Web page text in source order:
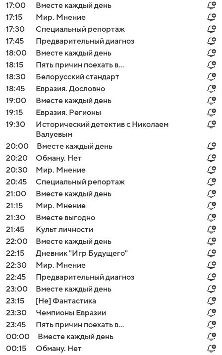
17:00
Вместе каждый день
17:15
Мир. Мнение
17:30
Специальный репортаж
17:45
Предварительный диагноз
18:00
Вместе каждый день
18:15
Пять причин поехать в...
18:30
Белорусский стандарт
18:45
Евразия. Дословно
19:00
Вместе каждый день
19:15
Евразия. Регионы
19:30
Исторический детектив с Николаем
Валуевым
20:00
Вместе каждый день
20:20
Обману. Нет
20:30
Мир. Мнение
20:45
Специальный репортаж
21:00
Вместе каждый день
21:15
Мир. Мнение
21:30
Вместе выгодно
21:45
Культ личности
22:00
Вместе каждый день
22:15
Дневник "Игр Будущего"
22:30
Мир. Мнение
22:45
Предварительный диагноз
23:00
Вместе каждый день
23:15
[Не] Фантастика
23:30
Чемпионы Евразии
23:45
Пять причин поехать в...
00:00
Вместе каждый день
00:15
Обману. Нет